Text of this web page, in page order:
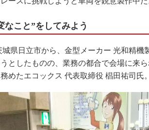
なこと”をしてみよう
県日立市から、金型メーカー 光和精機
としたものの、業務の都合で会場に来ら
めたエコックス 代表取締役 椙田祐司氏。